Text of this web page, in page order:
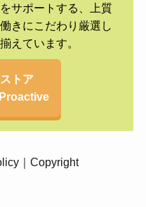
サポートする、上質
きにこだわり厳選し
えています。
トア
｜ Copyright